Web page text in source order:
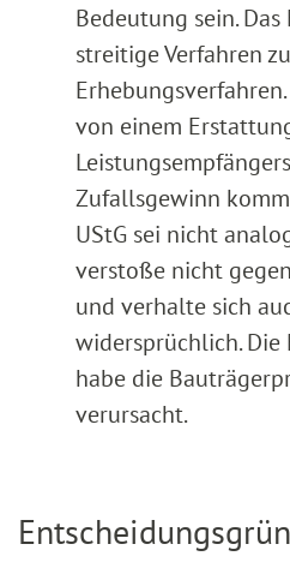
Bedeutung sein.
streitige Verfahren
von einem
Zufallsgewinn
UStG sei nicht
verstoße nicht
und verhalte sich
widersprüchlich.
habe die
verursacht.